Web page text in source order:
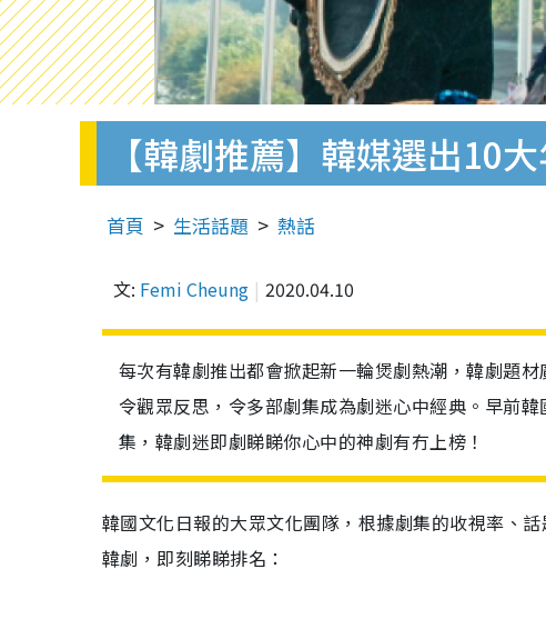
【韓劇推薦】韓媒選出10
首頁 生活話題 熱話
文: Femi Cheung 2020.04.10
每次有韓劇推出都會掀起新一輪煲劇熱潮，韓劇題
令觀眾反思，令多部劇集成為劇迷心中經典。早前
集，韓劇迷即劇睇睇你心中的神劇有冇上榜！
韓國文化日報的大眾文化團隊，根據劇集的收視率、
韓劇，即刻睇睇排名：